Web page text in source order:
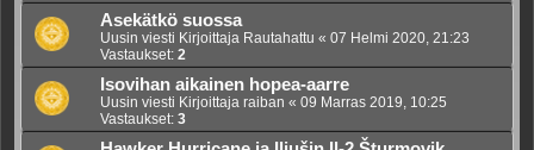
Asekätkö suossa
Uusin viesti Kirjoittaja Rautahattu « 07 Helmi 2020, 21:23
Vastaukset: 2
Isovihan aikainen hopea-aarre
Uusin viesti Kirjoittaja raiban « 09 Marras 2019, 10:25
Vastaukset: 3